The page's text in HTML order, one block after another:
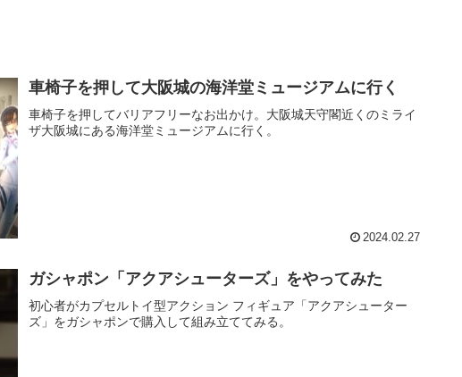
車椅子を押して大阪城の海洋堂ミュージアムに行く
車椅子を押してバリアフリーなお出かけ。大阪城天守閣近くのミライ
ザ大阪城にある海洋堂ミュージアムに行く。
2024.02.27
ガシャポン「アクアシューターズ」をやってみた
初心者がカプセルトイ型アクション フィギュア「アクアシューター
ズ」をガシャポンで購入して組み立ててみる。